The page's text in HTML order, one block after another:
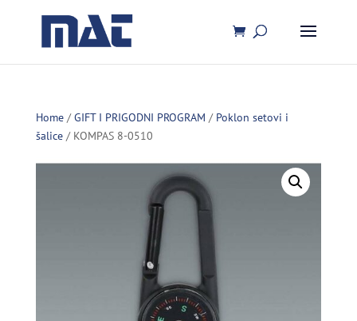
Home/GIFT I PRIGODNI PROGRAM / Poklon setovi i
šalice/ KOMPAS 8-0510